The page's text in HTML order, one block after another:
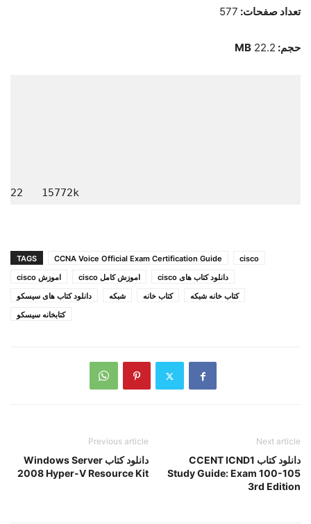
تعداد صفحات: 577
حجم: MB 22.2
15772k
TAGS CCNA Voice Official Exam Certification Guide
cisco
اموزش cisco
اموزش کامل cisco
دانلود کتاب های cisco
دانلود کتاب های سیسکو
شبکه کتاب خانه
کتاب خانه شبکه
کتابخانه سیسکو
Previous article
دانلود کتاب Windows Server
2008 Hyper-V Resource Kit
Next article
دانلود کتاب CCENT ICND1
Study Guide: Exam 100-105
3rd Edition